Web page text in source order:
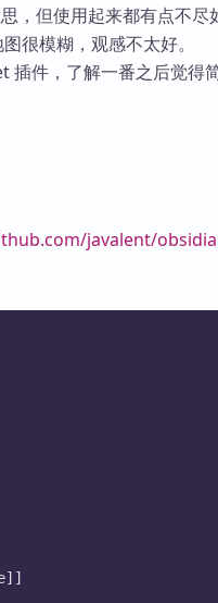
，但使用起来都有点不尽
很模糊，观感不太好。
件，了解一番之后觉得
javalent/